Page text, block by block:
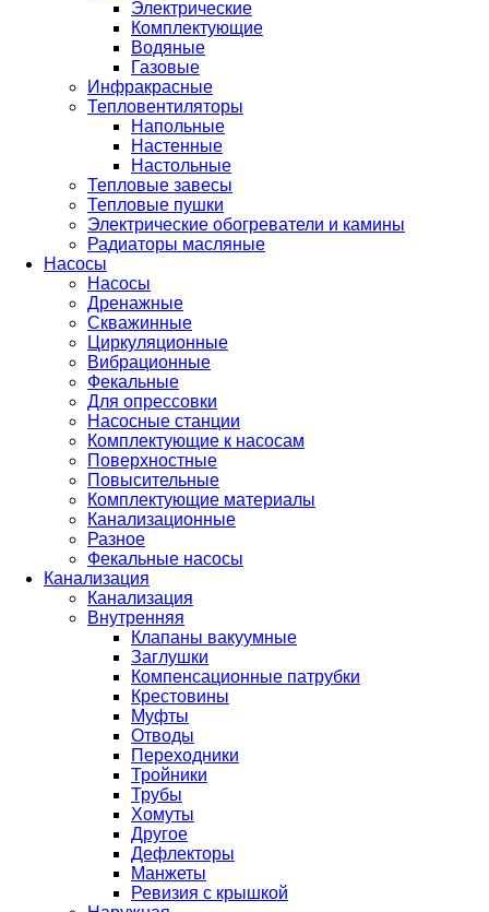
Электрические
Комплектующие
Водяные
Газовые
Инфракрасные
Тепловентиляторы
Напольные
Настенные
Настольные
Тепловые завесы
Тепловые пушки
Электрические обогреватели и камины
Радиаторы масляные
Насосы
Насосы
Дренажные
Скважинные
Циркуляционные
Вибрационные
Фекальные
Для опрессовки
Насосные станции
Комплектующие к насосам
Поверхностные
Повысительные
Комплектующие материалы
Канализационные
Разное
Фекальные насосы
Канализация
Канализация
Внутренняя
Клапаны вакуумные
Заглушки
Компенсационные патрубки
Крестовины
Муфты
Отводы
Переходники
Тройники
Трубы
Хомуты
Другое
Дефлекторы
Манжеты
Ревизия с крышкой